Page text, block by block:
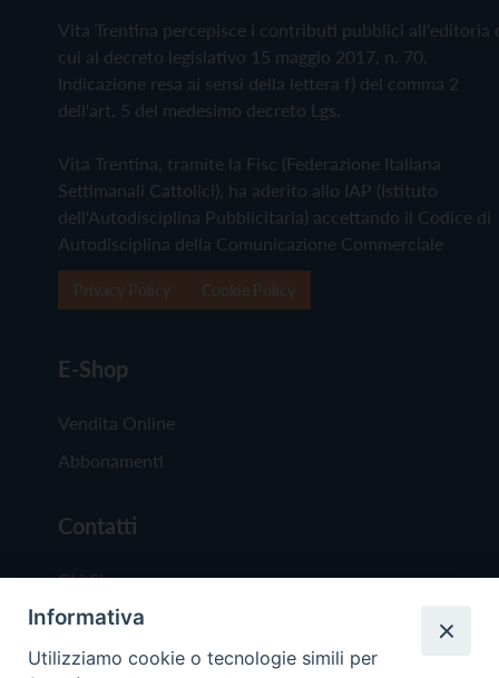
Vita Trentina percepisce i contributi pubblici all'editoria
cui al decreto legislativo 15 maggio 2017, n. 70.
Indicazione resa ai sensi della lettera f) del comma 2
dell'art. 5 del medesimo decreto Lgs.
Vita Trentina, tramite la Fisc (Federazione Italiana
Settimanali Cattolici), ha aderito allo IAP (Istituto
dell'Autodisciplina Pubblicitaria) accettando il Codice di
Autodisciplina della Comunicazione Commerciale
E-Shop
Vendita Online
Abbonamenti
Contatti
Chi Siamo
Redazione
Scrivici
Informativa
Utilizziamo cookie o tecnologie simili per